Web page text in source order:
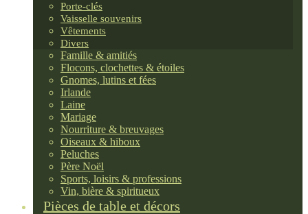
Porte-clés
Vaisselle souvenirs
Vêtements
Divers
Famille & amitiés
Flocons, clochettes & étoiles
Gnomes, lutins et fées
Irlande
Laine
Mariage
Nourriture & breuvages
Oiseaux & hiboux
Peluches
Père Noël
Sports, loisirs & professions
Vin, bière & spiritueux
Pièces de table et décors